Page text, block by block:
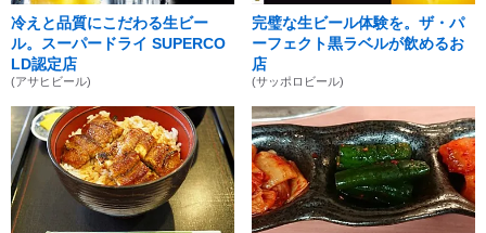
冷えと品質にこだわる生ビー
ル。スーパードライ SUPERCO
LD認定店
(アサヒビール)
完璧な生ビール体験を。ザ・パ
ーフェクト黒ラベルが飲めるお
店
(サッポロビール)